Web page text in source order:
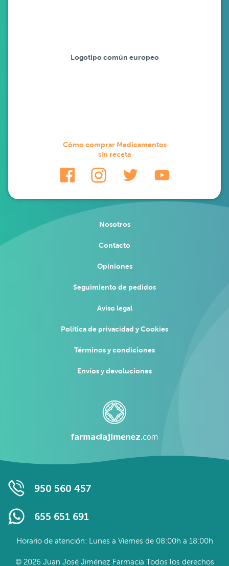
Logotipo común europeo
Cómo comprar Medicamentos
sin receta
Nosotros
Contacto
Opiniones
Seguimiento de pedidos
Aviso legal
Política de privacidad y Cookies
Términos y condiciones
Envíos y devoluciones
950 560 457
655 651 691
Horario de atención: Lunes a Viernes de 08:00h a 18:00h
© 2026 Juan José Jiménez Farmacia Todos los derechos